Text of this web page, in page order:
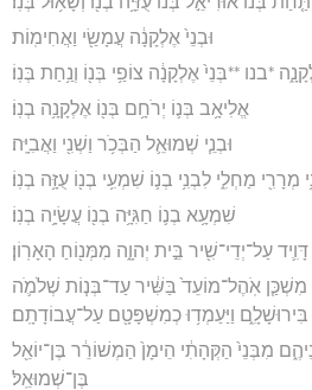
וּבְנֵי֙ אֶלְקָנָ֔ה עֲמָשַׂ֖י וַאֲחִימֽוֹת׃
*בנו **בְּנֵי֙ אֶלְקָנָ֔ה צוֹפַ֥י בְּנ֖וֹ וְנַ֥חַת בְּנֽוֹ׃
אֱלִיאָ֥ב בְּנ֛וֹ יְרֹחָ֥ם בְּנ֖וֹ אֶלְקָנָ֥ה בְנֽוֹ׃
וּבְנֵ֧י שְׁמוּאֵ֛ל הַבְּכֹ֥ר וַשְׁנִ֖י וַאֲבִיָּֽה׃
מְרָרִ֖י מַחְלִ֑י לִבְנִ֥י בְנ֛וֹ שִׁמְעִ֥י בְנ֖וֹ עֻזָּ֥ה בְנֽוֹ׃
שִׁמְעָ֥א בְנ֛וֹ חַגִּיָּ֥ה בְנ֖וֹ עֲשָׂיָ֥ה בְנֽוֹ׃
עַל־יְדֵי־שִׁ֖יר בֵּ֣ית יְהוָ֑ה מִמְּנ֖וֹחַ הָאָרֽוֹן׃
מִשְׁכַּ֤ן אֹֽהֶל־מוֹעֵד֙ בַּשִּׁ֔יר עַד־בְּנ֧וֹת שְׁלֹמֹ֛ה
וַיַּעַמְד֥וּ כְמִשְׁפָּטָ֖ם עַל־עֲבוֹדָתָֽם׃
מִבְּנֵי֙ הַקְּהָתִ֔י הֵימָן֙ הַמְשׁוֹרֵ֔ר בֶּן־יוֹאֵ֖ל
בֶּן־שְׁמוּאֵֽל׃